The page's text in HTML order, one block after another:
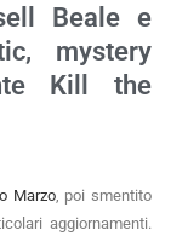
Beale e
mystery
Kill the
Marzo, poi smentito
aggiornamenti.